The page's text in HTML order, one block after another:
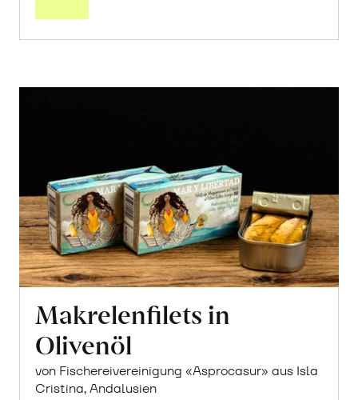
Makrelenfilets in
Olivenöl
von Fischereivereinigung «Asprocasur» aus Isla
Cristina, Andalusien